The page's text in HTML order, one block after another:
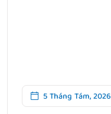
5 Tháng Tám, 2026